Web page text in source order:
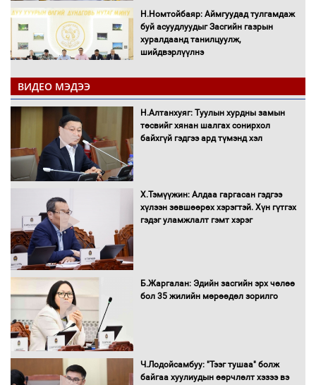
Н.Номтойбаяр: Аймгуудад тулгамдаж
буй асуудлуудыг Засгийн газрын
хуралдаанд танилцуулж,
шийдвэрлүүлнэ
эрэгтэйчүүдийн волейболын тэмцээнд
оролцож байгаа баг тамирчдад
амжилт хүслээ
Автобензин, дизель түлшний онцгой
албан татварыг тэглэлээ
Санхүүгийн хэмнэлтийн горимд эрүүл
мэндийн салбар хамаарахгүй
Нөөцийн махны худалдаа,
борлуулалтыг нээлттэй ил тод
ВИДЕО МЭДЭЭ
Н.Алтанхуяг: Туулын хурдны замын
төсвийг хянан шалгах сонирхол
байхгүй гэдгээ ард түмэнд хэл
Х.Тэмүүжин: Алдаа гаргасан гэдгээ
хүлээн зөвшөөрөх хэрэгтэй. Хүн гүтгэх
гэдэг уламжлалт гэмт хэрэг
Б.Жаргалан: Эдийн засгийн эрх чөлөө
бол 35 жилийн мөрөөдөл зорилго
Ч.Лодойсамбуу: "Тээг тушаа" болж
байгаа хуулиудын өөрчлөлт хэзээ вэ